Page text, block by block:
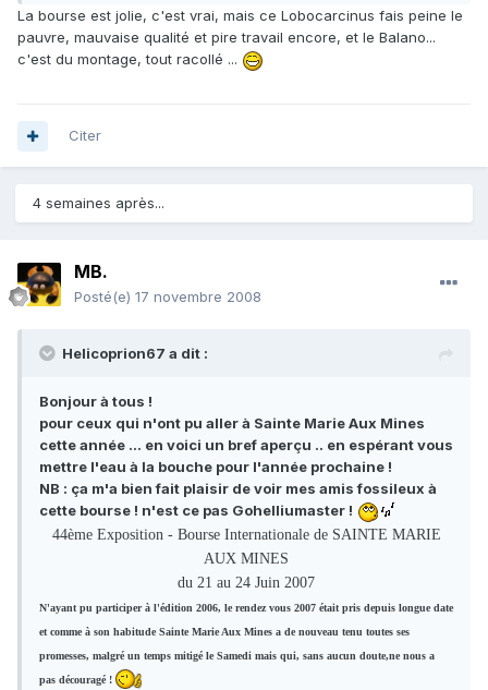
La bourse est jolie, c'est vrai, mais ce Lobocarcinus fais peine le
pauvre, mauvaise qualité et pire travail encore, et le Balano...
c'est du montage, tout racollé ...
Citer
4 semaines après...
MB.
Posté(e) 17 novembre 2008
Helicoprion67 a dit :
Bonjour à tous !
pour ceux qui n'ont pu aller à Sainte Marie Aux Mines
cette année ... en voici un bref aperçu .. en espérant vous
mettre l'eau à la bouche pour l'année prochaine !
NB : ça m'a bien fait plaisir de voir mes amis fossileux à
cette bourse ! n'est ce pas Gohelliumaster !
44ème Exposition - Bourse Internationale de SAINTE MARIE
AUX MINES
du 21 au 24 Juin 2007
N'ayant pu participer à l'édition 2006, le rendez vous 2007 était pris depuis longue date
et comme à son habitude Sainte Marie Aux Mines a de nouveau tenu toutes ses
promesses, malgré un temps mitigé le Samedi mais qui, sans aucun doute,ne nous a
pas découragé !